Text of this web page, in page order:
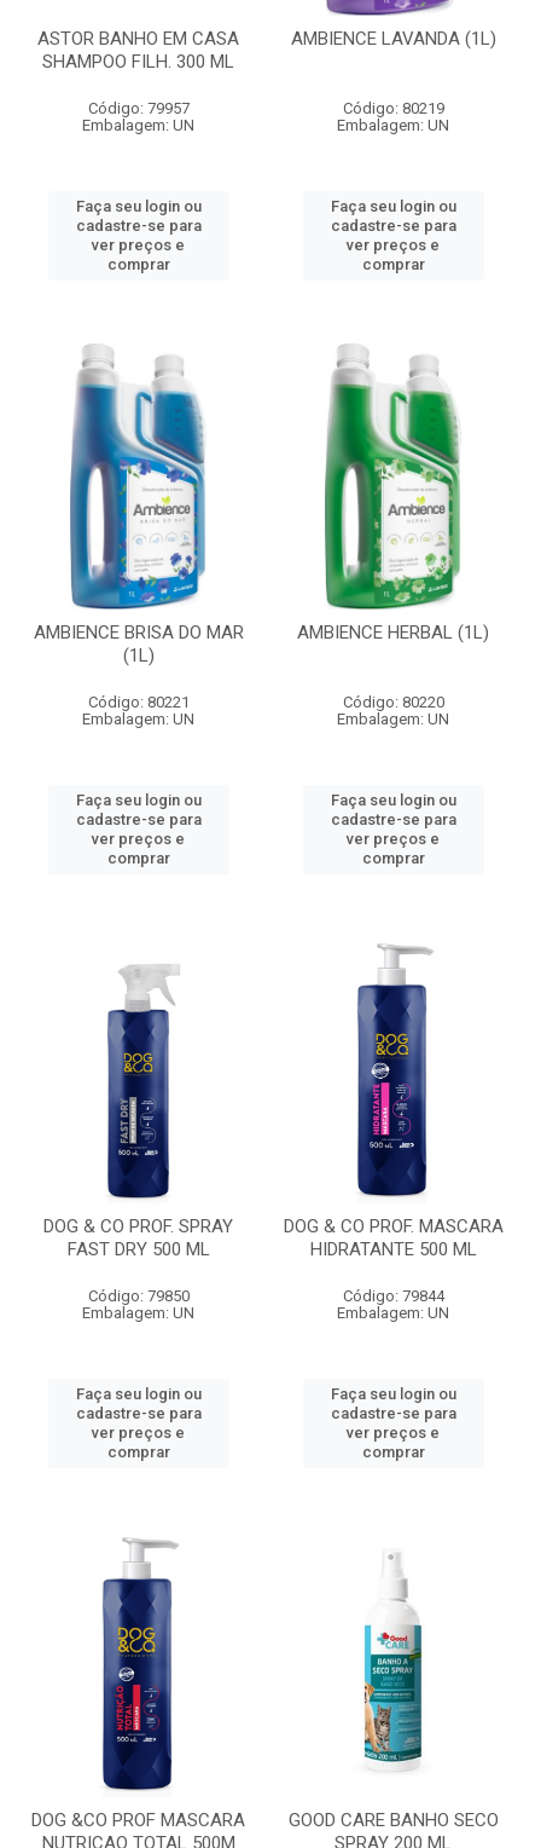
ASTOR BANHO EM CASA
SHAMPOO FILH. 300 ML
Código: 79957
Embalagem: UN
Faça seu login ou
cadastre-se para
ver preços e
comprar
AMBIENCE LAVANDA (1L)
Código: 80219
Embalagem: UN
Faça seu login ou
cadastre-se para
ver preços e
comprar
AMBIENCE BRISA DO MAR
(1L)
Código: 80221
Embalagem: UN
Faça seu login ou
cadastre-se para
ver preços e
comprar
AMBIENCE HERBAL (1L)
Código: 80220
Embalagem: UN
Faça seu login ou
cadastre-se para
ver preços e
comprar
DOG & CO PROF. SPRAY
FAST DRY 500 ML
Código: 79850
Embalagem: UN
Faça seu login ou
cadastre-se para
ver preços e
comprar
DOG & CO PROF. MASCARA
HIDRATANTE 500 ML
Código: 79844
Embalagem: UN
Faça seu login ou
cadastre-se para
ver preços e
comprar
DOG &CO PROF MASCARA
NUTRICAO TOTAL 500M
GOOD CARE BANHO SECO
SPRAY 200 ML